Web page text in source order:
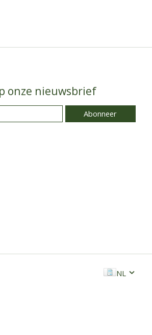
onze nieuwsbrief
Abonneer
NL